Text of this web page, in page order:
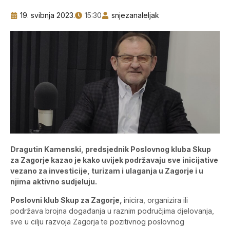
19. svibnja 2023. 15:30 snjezanaleljak
Dragutin Kamenski, predsjednik Poslovnog kluba Skup
za Zagorje kazao je kako uvijek podržavaju sve inicijative
vezano za investicije, turizam i ulaganja u Zagorje i u
njima aktivno sudjeluju.
Poslovni klub Skup za Zagorje, inicira, organizira ili
podržava brojna događanja u raznim područjima djelovanja,
sve u cilju razvoja Zagorja te pozitivnog poslovnog